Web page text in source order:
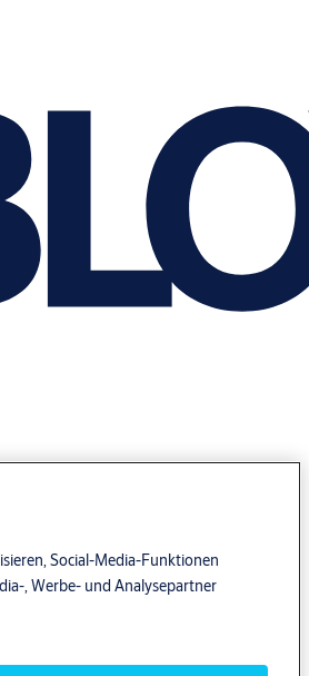
Social-Media-Funktionen
, Werbe- und Analysepartner